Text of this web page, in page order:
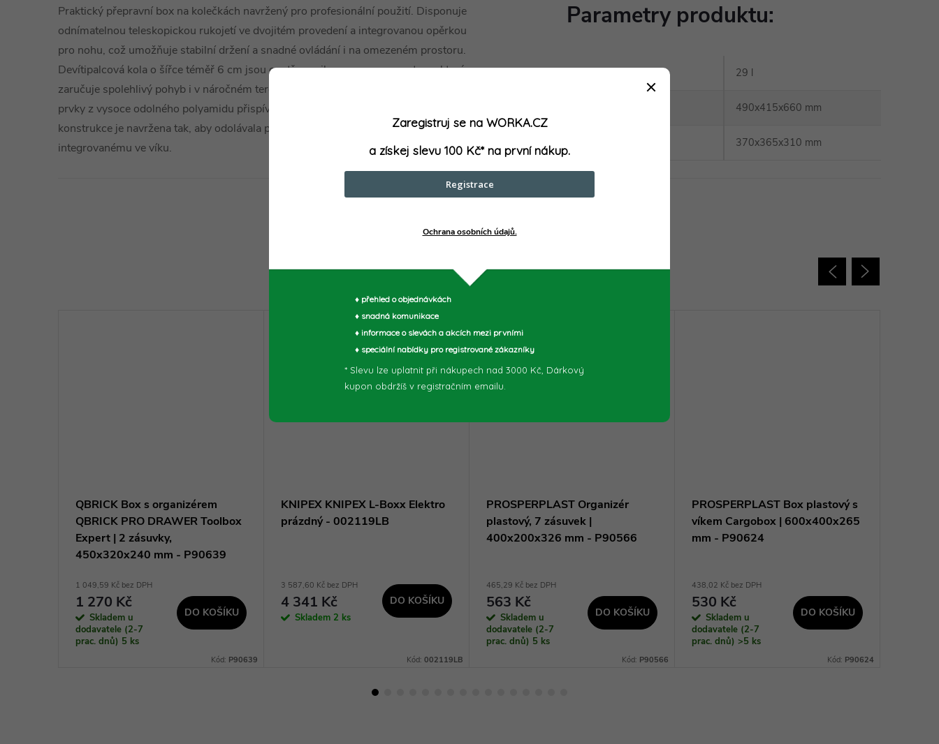
Praktický přepravní box na kolečkách navržený pro profesionální použití. Disponuje
odnímatelnou teleskopickou rukojetí ve dvojitém provedení a integrovanou opěrkou
pro nohu, což umožňuje stabilní držení a snadné ovládání i na omezeném prostoru.
Devítipalcová kola o šířce téměř 6 cm jsou opatřena silnou gumovou vrstvou, která
zaručuje spolehlivý pohyb i v náročném terénu. Robustní zámky a boční spojovací
prvky z vysoce odolného polyamidu přispívají k bezpečné přepravě nářadí. Celá
konstrukce je navržena tak, aby odolávala prachu i vodě, díky pružnému těsnění
integrovanému ve víku.
Parametry produktu:
29 l
490x415x660 mm
370x365x310 mm
Technické parametry může výrobce změnit bez předchozího upozornění. Obrázky mají ilustrační charakter.
QBRICK Box s organizérem
QBRICK PRO DRAWER Toolbox
Expert | 2 zásuvky,
450x320x240 mm - P90639
1 049,59 Kč bez DPH
1 270 Kč
Skladem u
dodavatele (2-7
prac. dnů) 5 ks
DO KOŠÍKU
Kód: P90639
KNIPEX KNIPEX L-Boxx Elektro
prázdný - 002119LB
3 587,60 Kč bez DPH
4 341 Kč
Skladem 2 ks
DO KOŠÍKU
Kód: 002119LB
PROSPERPLAST Organizér
plastový, 7 zásuvek |
400x200x326 mm - P90566
465,29 Kč bez DPH
563 Kč
Skladem u
dodavatele (2-7
prac. dnů) 5 ks
DO KOŠÍKU
Kód: P90566
PROSPERPLAST Box plastový s
víkem Cargobox | 600x400x265
mm - P90624
438,02 Kč bez DPH
530 Kč
Skladem u
dodavatele (2-7
prac. dnů) >5 ks
DO KOŠÍKU
Kód: P90624
Zaregistruj se na WORKA.CZ
a získej slevu 100 Kč* na první nákup.
Registrace
Ochrana osobních údajů.
♦ přehled o objednávkách
♦ snadná komunikace
♦ informace o slevách a akcích mezi prvními
♦ speciální nabídky pro registrované zákazníky
* Slevu lze uplatnit při nákupech nad 3000 Kč, Dárkový
kupon obdržíš v registračním emailu.